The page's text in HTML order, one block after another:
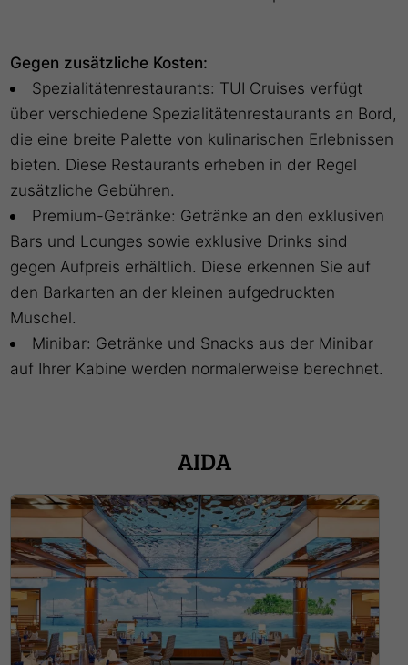
Gegen zusätzliche Kosten:
Spezialitätenrestaurants: TUI Cruises verfügt
über verschiedene Spezialitätenrestaurants an Bord,
die eine breite Palette von kulinarischen Erlebnissen
bieten. Diese Restaurants erheben in der Regel
zusätzliche Gebühren.
Premium-Getränke: Getränke an den exklusiven
Bars und Lounges sowie exklusive Drinks sind
gegen Aufpreis erhältlich. Diese erkennen Sie auf
den Barkarten an der kleinen aufgedruckten
Muschel.
Minibar: Getränke und Snacks aus der Minibar
auf Ihrer Kabine werden normalerweise berechnet.
AIDA